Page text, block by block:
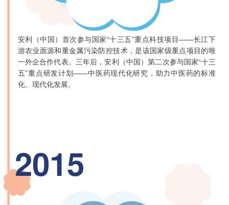
安利（中国）首次参与国家“十三五”重点科技项目——长江下
游农业面源和重金属污染防控技术，是该国家级重点项目的唯
一外企合作代表。三年后，安利（中国）第二次参与国家“十三
五”重点研发计划——中医药现代化研究，助力中医药的标准
化、现代化发展。
2015